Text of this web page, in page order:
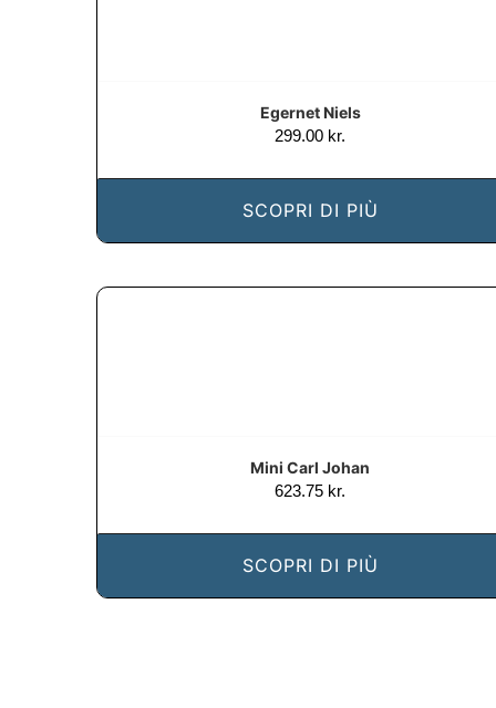
Egernet Niels
299.00 kr.
SCOPRI DI PIÙ
Mini Carl Johan
623.75 kr.
SCOPRI DI PIÙ